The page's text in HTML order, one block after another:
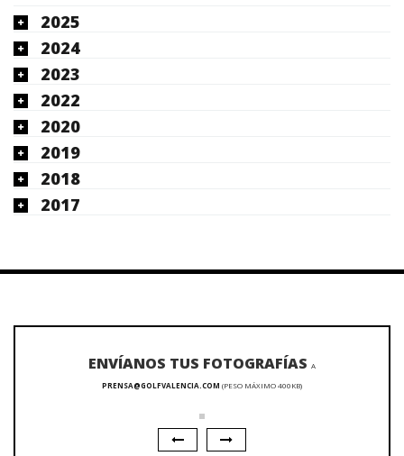
2025
2024
2023
2022
2020
2019
2018
2017
ENVÍANOS TUS FOTOGRAFÍAS A
PRENSA@GOLFVALENCIA.COM (PESO MÁXIMO 400KB)